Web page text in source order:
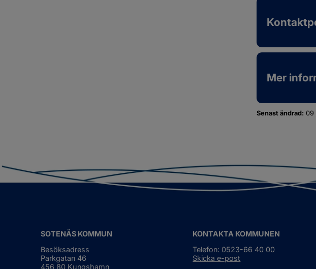
Mer
Senast ändrad: 09
SOTENÄS KOMMUN
Besöksadress
Parkgatan 46
456 80 Kungshamn
KONTAKTA KOMMUNEN
Telefon: 0523-66 40 00
Skicka e-post